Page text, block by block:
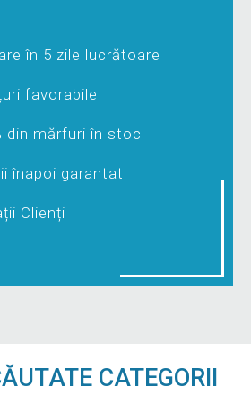
în 5 zile lucrătoare
favorabile
din mărfuri în stoc
înapoi garantat
Clienți
CATEGORII